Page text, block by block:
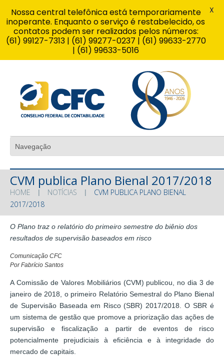
CVM publica Plano Bienal 2017/2018
HOME NOTÍCIAS
CVM PUBLICA PLANO BIENAL
2017/2018
O Plano traz o relatório do primeiro semestre do biênio dos
resultados de supervisão baseados em risco
Comunicação CFC
Por Fabrício Santos
A Comissão de Valores Mobiliários (CVM) publicou, no dia 3 de
janeiro de 2018, o primeiro Relatório Semestral do Plano Bienal
de Supervisão Baseada em Risco (SBR) 2017/2018. O SBR é
um sistema de gestão que promove a priorização das ações de
supervisão e fiscalização a partir de eventos de risco
potencialmente prejudiciais à eficiência e à integridade do
mercado de capitais.
Nossa central telefônica está temporariamente
inoperante. Enquanto o serviço é restabelecido, os
contatos podem ser realizados pelos números:
(61) 99127-7313 | (61) 99277-0237 | (61) 99633-2770
| (61) 99633-5016
X